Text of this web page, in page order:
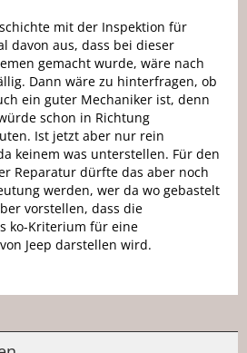
mit der Inspektion für
davon aus, dass bei dieser
gemacht wurde, wäre nach
Dann wäre zu hinterfragen, ob
ein guter Mechaniker ist, denn
schon in Richtung
Ist jetzt aber nur rein
keinem was unterstellen. Für den
Reparatur dürfte das aber noch
werden, wer da wo gebastelt
vorstellen, dass die
ko-Kriterium für eine
Jeep darstellen wird.